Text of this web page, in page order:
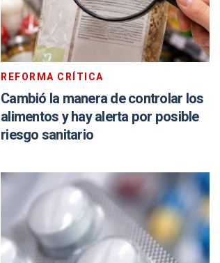
REFORMA CRÍTICA
Cambió la manera de controlar los
alimentos y hay alerta por posible
riesgo sanitario